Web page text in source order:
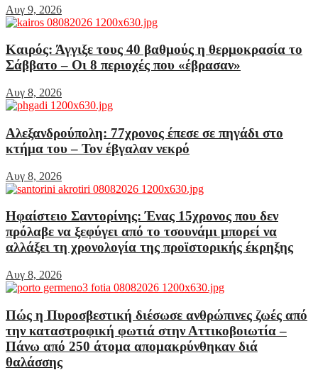
Αυγ 9, 2026
Καιρός: Άγγιξε τους 40 βαθμούς η θερμοκρασία το
Σάββατο – Οι 8 περιοχές που «έβρασαν»
Αυγ 8, 2026
Αλεξανδρούπολη: 77χρονος έπεσε σε πηγάδι στο
κτήμα του – Τον έβγαλαν νεκρό
Αυγ 8, 2026
Ηφαίστειο Σαντορίνης: Ένας 15χρονος που δεν
πρόλαβε να ξεφύγει από το τσουνάμι μπορεί να
αλλάξει τη χρονολογία της προϊστορικής έκρηξης
Αυγ 8, 2026
Πώς η Πυροσβεστική διέσωσε ανθρώπινες ζωές από
την καταστροφική φωτιά στην Αττικοβοιωτία –
Πάνω από 250 άτομα απομακρύνθηκαν διά
θαλάσσης